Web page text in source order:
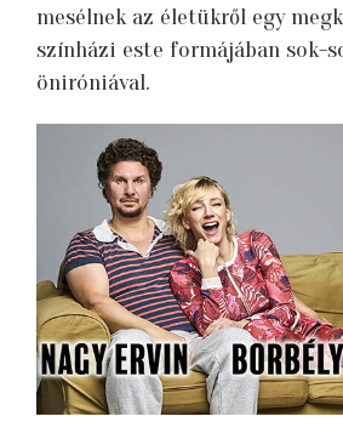
mesélnek az életükről egy
színházi este formájában sok-
öniróniával.